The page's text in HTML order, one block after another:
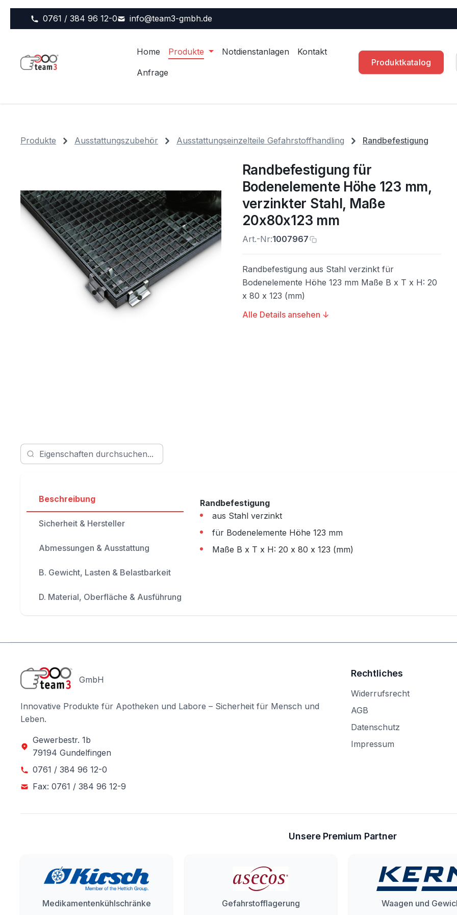
0761 / 384 96 12-0 info@team3-gmbh.de
Home Produkte Notdienstanlagen Kontakt
Anfrage
Produktkatalog
Produkte Ausstattungszubehör Ausstattungseinzelteile Gefahrstoffhandling
Randbefestigung
Randbefestigung für
Bodenelemente Höhe 123 mm,
verzinkter Stahl, Maße
20x80x123 mm
Art.-Nr:1007967
Randbefestigung aus Stahl verzinkt für
Bodenelemente Höhe 123 mm Maße B x T x H: 20
x 80 x 123 (mm)
Alle Details ansehen ↓
Beschreibung
Sicherheit & Hersteller
Abmessungen & Ausstattung
B. Gewicht, Lasten & Belastbarkeit
D. Material, Oberfläche & Ausführung
Randbefestigung
aus Stahl verzinkt
für Bodenelemente Höhe 123 mm
Maße B x T x H: 20 x 80 x 123 (mm)
GmbH
Innovative Produkte für Apotheken und Labore – Sicherheit für Mensch und
Leben.
Gewerbestr. 1b
79194 Gundelfingen
0761 / 384 96 12-0
Fax: 0761 / 384 96 12-9
Rechtliches
Widerrufsrecht
AGB
Datenschutz
Impressum
Unsere Premium Partner
Medikamentenkühlschränke Gefahrstofflagerung Waagen und